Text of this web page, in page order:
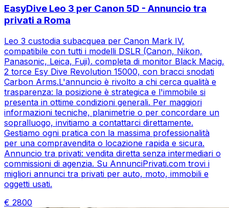
EasyDive Leo 3 per Canon 5D - Annuncio tra
privati a Roma
Leo 3 custodia subacquea per Canon Mark IV,
compatibile con tutti i modelli DSLR (Canon, Nikon,
Panasonic, Leica, Fuji). completa di monitor Black Macig,
2 torce Esy Dive Revolution 15000, con bracci snodati
Carbon Arms.L'annuncio è rivolto a chi cerca qualità e
trasparenza: la posizione è strategica e l'immobile si
presenta in ottime condizioni generali. Per maggiori
informazioni tecniche, planimetrie o per concordare un
sopralluogo, invitiamo a contattarci direttamente.
Gestiamo ogni pratica con la massima professionalità
per una compravendita o locazione rapida e sicura.
Annuncio tra privati: vendita diretta senza intermediari o
commissioni di agenzia. Su AnnunciPrivati.com trovi i
migliori annunci tra privati per auto, moto, immobili e
oggetti usati.
€ 2800